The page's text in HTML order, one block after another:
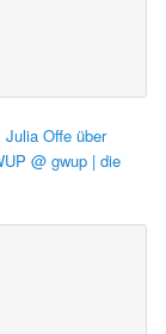
Julia Offe über
@ gwup | die